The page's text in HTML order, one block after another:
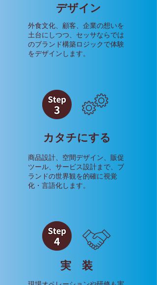
​デザイン
外食文化、顧客、企業の想いを
土台にしつつ、セッサならでは
のブランド構築ロジックで体験
をデザインします。
カタチにする
商品設計、空間デザイン、販促
ツール、サービス設計まで、ブ
ランドの世界観を的確に視覚
化・言語化します。
​実 装